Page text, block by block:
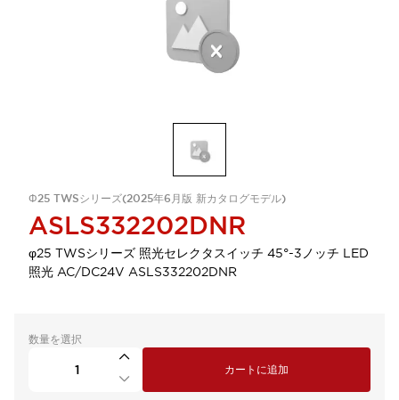
Φ25 TWSシリーズ(2025年6月版 新カタログモデル)
ASLS332202DNR
φ25 TWSシリーズ 照光セレクタスイッチ 45°-3ノッチ LED
照光 AC/DC24V ASLS332202DNR
数量を選択
カートに追加